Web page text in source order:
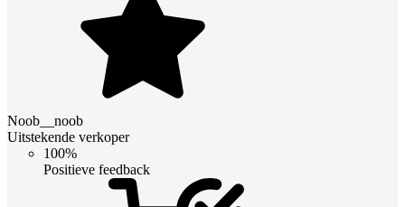
Noob__noob
Uitstekende verkoper
100%
Positieve feedback